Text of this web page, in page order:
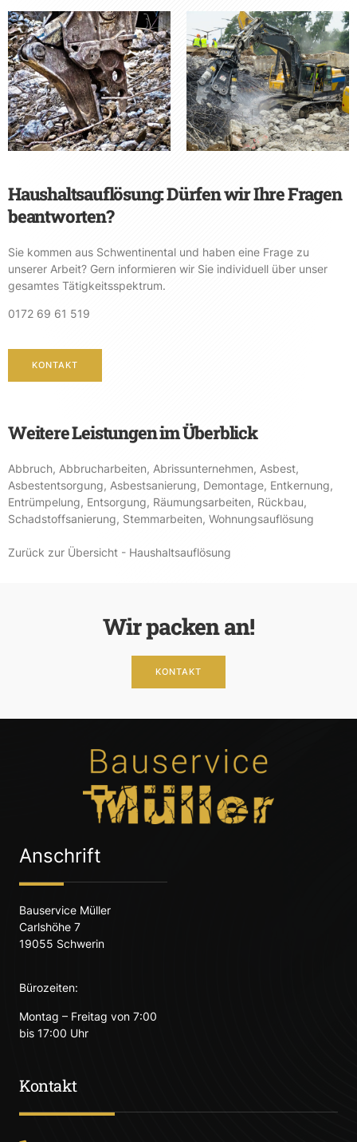
Haushaltsauflösung: Dürfen wir Ihre Fragen
beantworten?
Sie kommen aus Schwentinental und haben eine Frage zu
unserer Arbeit? Gern informieren wir Sie individuell über unser
gesamtes Tätigkeitsspektrum.
0172 69 61 519
KONTAKT
Weitere Leistungen im Überblick
Abbruch, Abbrucharbeiten, Abrissunternehmen, Asbest,
Asbestentsorgung, Asbestsanierung, Demontage, Entkernung,
Entrümpelung, Entsorgung, Räumungsarbeiten, Rückbau,
Schadstoffsanierung, Stemmarbeiten, Wohnungsauflösung
Zurück zur Übersicht - Haushaltsauflösung
Wir packen an!
KONTAKT
Anschrift
Bauservice Müller
Carlshöhe 7
19055 Schwerin
Bürozeiten:
Montag – Freitag von 7:00
bis 17:00 Uhr
Kontakt